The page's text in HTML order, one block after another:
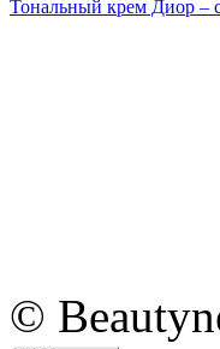
Тональный крем Диор –
©